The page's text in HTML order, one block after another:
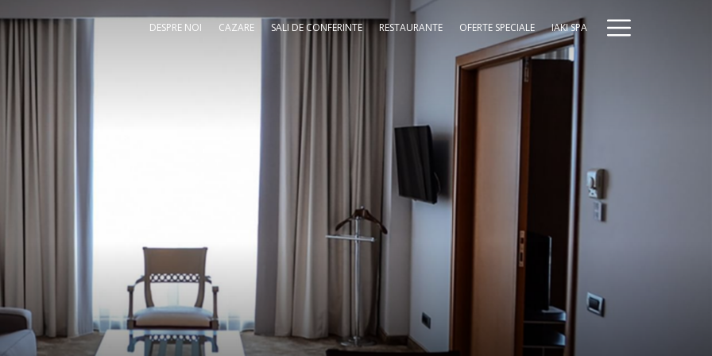
DESPRE NOI CAZARE SALI DE CONFERINTE RESTAURANTE OFERTE SPECIALE IAKI SPA Menu